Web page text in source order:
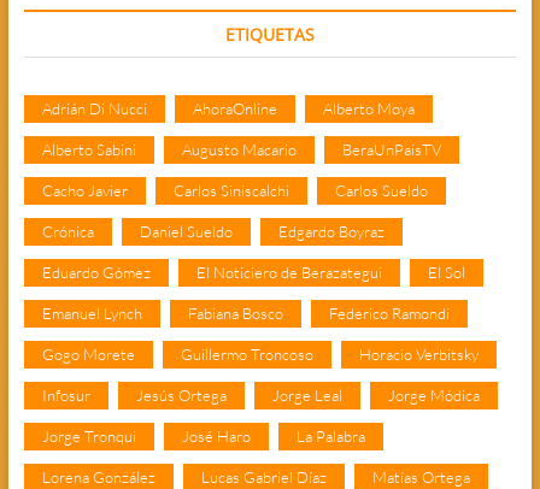
ETIQUETAS
Adrián Di Nucci AhoraOnline Alberto Moya
Alberto Sabini Augusto Macario BeraUnPaisTV
Cacho Javier Carlos Siniscalchi Carlos Sueldo
Crónica Daniel Sueldo Edgardo Boyraz
Eduardo Gómez El Noticiero de Berazategui El Sol
Emanuel Lynch Fabiana Bosco Federico Ramondi
Gogo Morete Guillermo Troncoso Horacio Verbitsky
Infosur Jesús Ortega Jorge Leal Jorge Módica
Jorge Tronqui José Haro La Palabra
Lorena González Lucas Gabriel Díaz Matías Ortega